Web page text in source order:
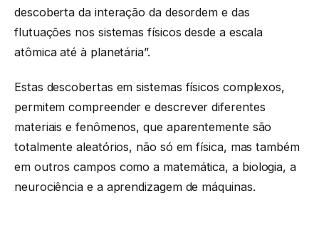
descoberta da interação da desordem e das
flutuações nos sistemas físicos desde a escala
atômica até à planetária”.
Estas descobertas em sistemas físicos complexos,
permitem compreender e descrever diferentes
materiais e fenômenos, que aparentemente são
totalmente aleatórios, não só em física, mas também
em outros campos como a matemática, a biologia, a
neurociência e a aprendizagem de máquinas.